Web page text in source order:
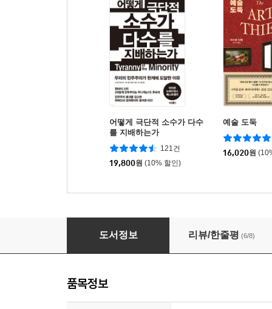
어떻게 극단적 소수가 다수
를 지배하는가
121건
19,800원 (10% 할인)
예술 도둑
16,020원
중국필패
도서정보 리뷰/한줄평 (6/8)
품목정보